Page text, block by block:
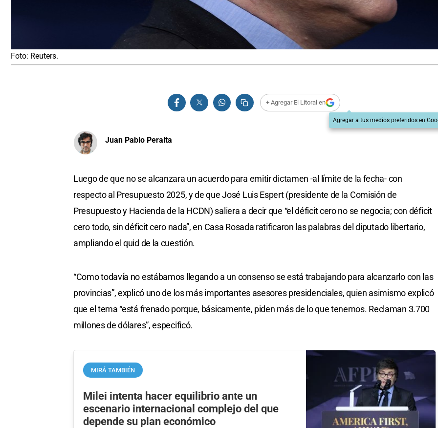
Foto: Reuters.
+ Agregar El Litoral en
Agregar a tus medios preferidos en
Juan Pablo Peralta
Luego de que no se alcanzara un acuerdo para emitir dictamen -al límite de la fecha- con
respecto al Presupuesto 2025, y de que José Luis Espert (presidente de la Comisión de
Presupuesto y Hacienda de la HCDN) saliera a decir que “el déficit cero no se negocia; con déficit
cero todo, sin déficit cero nada”, en Casa Rosada ratificaron las palabras del diputado libertario,
ampliando el quid de la cuestión.
“Como todavía no estábamos llegando a un consenso se está trabajando para alcanzarlo con las
provincias”, explicó uno de los más importantes asesores presidenciales, quien asimismo explicó
que el tema “está frenado porque, básicamente, piden más de lo que tenemos. Reclaman 3.700
millones de dólares”, especificó.
MIRÁ TAMBIÉN
Milei intenta hacer equilibrio ante un
escenario internacional complejo del que
depende su plan económico